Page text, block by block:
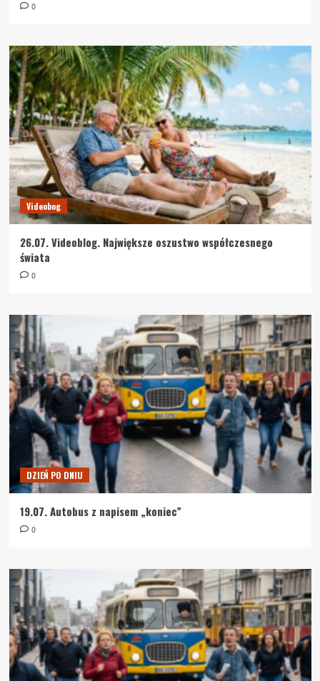
0
Videobog
26.07. Videoblog. Największe oszustwo współczesnego
świata
0
DZIEŃ PO DNIU
19.07. Autobus z napisem „koniec”
0